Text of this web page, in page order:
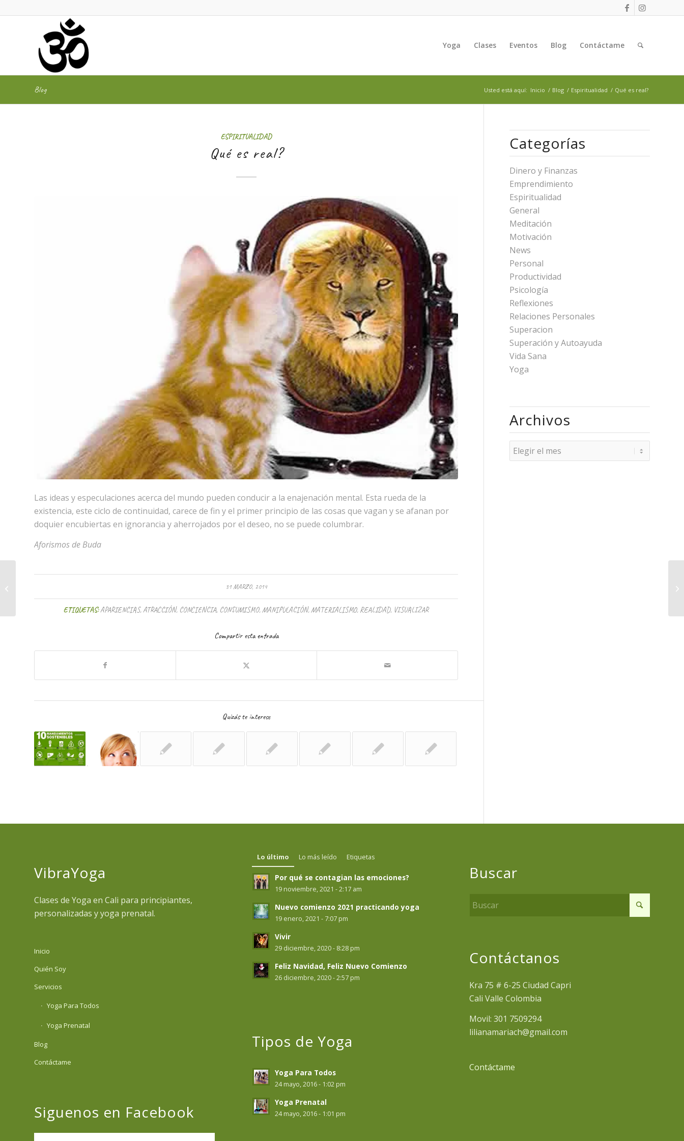
Yoga Clases Eventos Blog Contáctame
Blog Usted está aquí: Inicio / Blog / Espiritualidad / Qué es real?
ESPIRITUALIDAD
Qué es real?
Las ideas y especulaciones acerca del mundo pueden conducir a la enajenación mental. Esta rueda de la
existencia, este ciclo de continuidad, carece de fin y el primer principio de las cosas que vagan y se afanan por
doquier encubiertas en ignorancia y aherrojados por el deseo, no se puede columbrar.
Aforismos de Buda
31 MARZO, 2014
ETIQUETAS:APARIENCIAS,ATRACCIÓN, CONCIENCIA, CONSUMISMO,MANIPULACIÓN,MATERIALISMO, REALIDAD, VISUALIZAR
Compartir esta entrada
Quizás te interese
Categorías
Dinero y Finanzas
Emprendimiento
Espiritualidad
General
Meditación
Motivación
News
Personal
Productividad
Psicología
Reflexiones
Relaciones Personales
Superacion
Superación y Autoayuda
Vida Sana
Yoga
Archivos
VibraYoga
Clases de Yoga en Cali para principiantes,
personalizadas y yoga prenatal.
Inicio
Quién Soy
Servicios
Yoga Para Todos
Yoga Prenatal
Blog
Contáctame
Siguenos en Facebook
Lo último Lo más leído Etiquetas
Por qué se contagian las emociones?
19 noviembre, 2021 - 2:17 am
Nuevo comienzo 2021 practicando yoga
19 enero, 2021 - 7:07 pm
Vivir
29 diciembre, 2020 - 8:28 pm
Feliz Navidad, Feliz Nuevo Comienzo
26 diciembre, 2020 - 2:57 pm
Tipos de Yoga
Yoga Para Todos
24 mayo, 2016 - 1:02 pm
Yoga Prenatal
24 mayo, 2016 - 1:01 pm
Buscar
Contáctanos
Kra 75 # 6-25 Ciudad Capri
Cali Valle Colombia
Movil: 301 7509294
lilianamariach@gmail.com
Contáctame